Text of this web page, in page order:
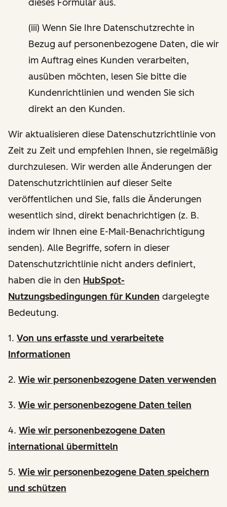
dieses Formular aus.
(iii) Wenn Sie Ihre Datenschutzrechte in
Bezug auf personenbezogene Daten, die wir
im Auftrag eines Kunden verarbeiten,
ausüben möchten, lesen Sie bitte die
Kundenrichtlinien und wenden Sie sich
direkt an den Kunden.
Wir aktualisieren diese Datenschutzrichtlinie von
Zeit zu Zeit und empfehlen Ihnen, sie regelmäßig
durchzulesen. Wir werden alle Änderungen der
Datenschutzrichtlinien auf dieser Seite
veröffentlichen und Sie, falls die Änderungen
wesentlich sind, direkt benachrichtigen (z. B.
indem wir Ihnen eine E-Mail-Benachrichtigung
senden). Alle Begriffe, sofern in dieser
Datenschutzrichtlinie nicht anders definiert,
haben die in den HubSpot-
Nutzungsbedingungen für Kunden dargelegte
Bedeutung.
1. Von uns erfasste und verarbeitete
Informationen
2. Wie wir personenbezogene Daten verwenden
3. Wie wir personenbezogene Daten teilen
4. Wie wir personenbezogene Daten
international übermitteln
5. Wie wir personenbezogene Daten speichern
und schützen